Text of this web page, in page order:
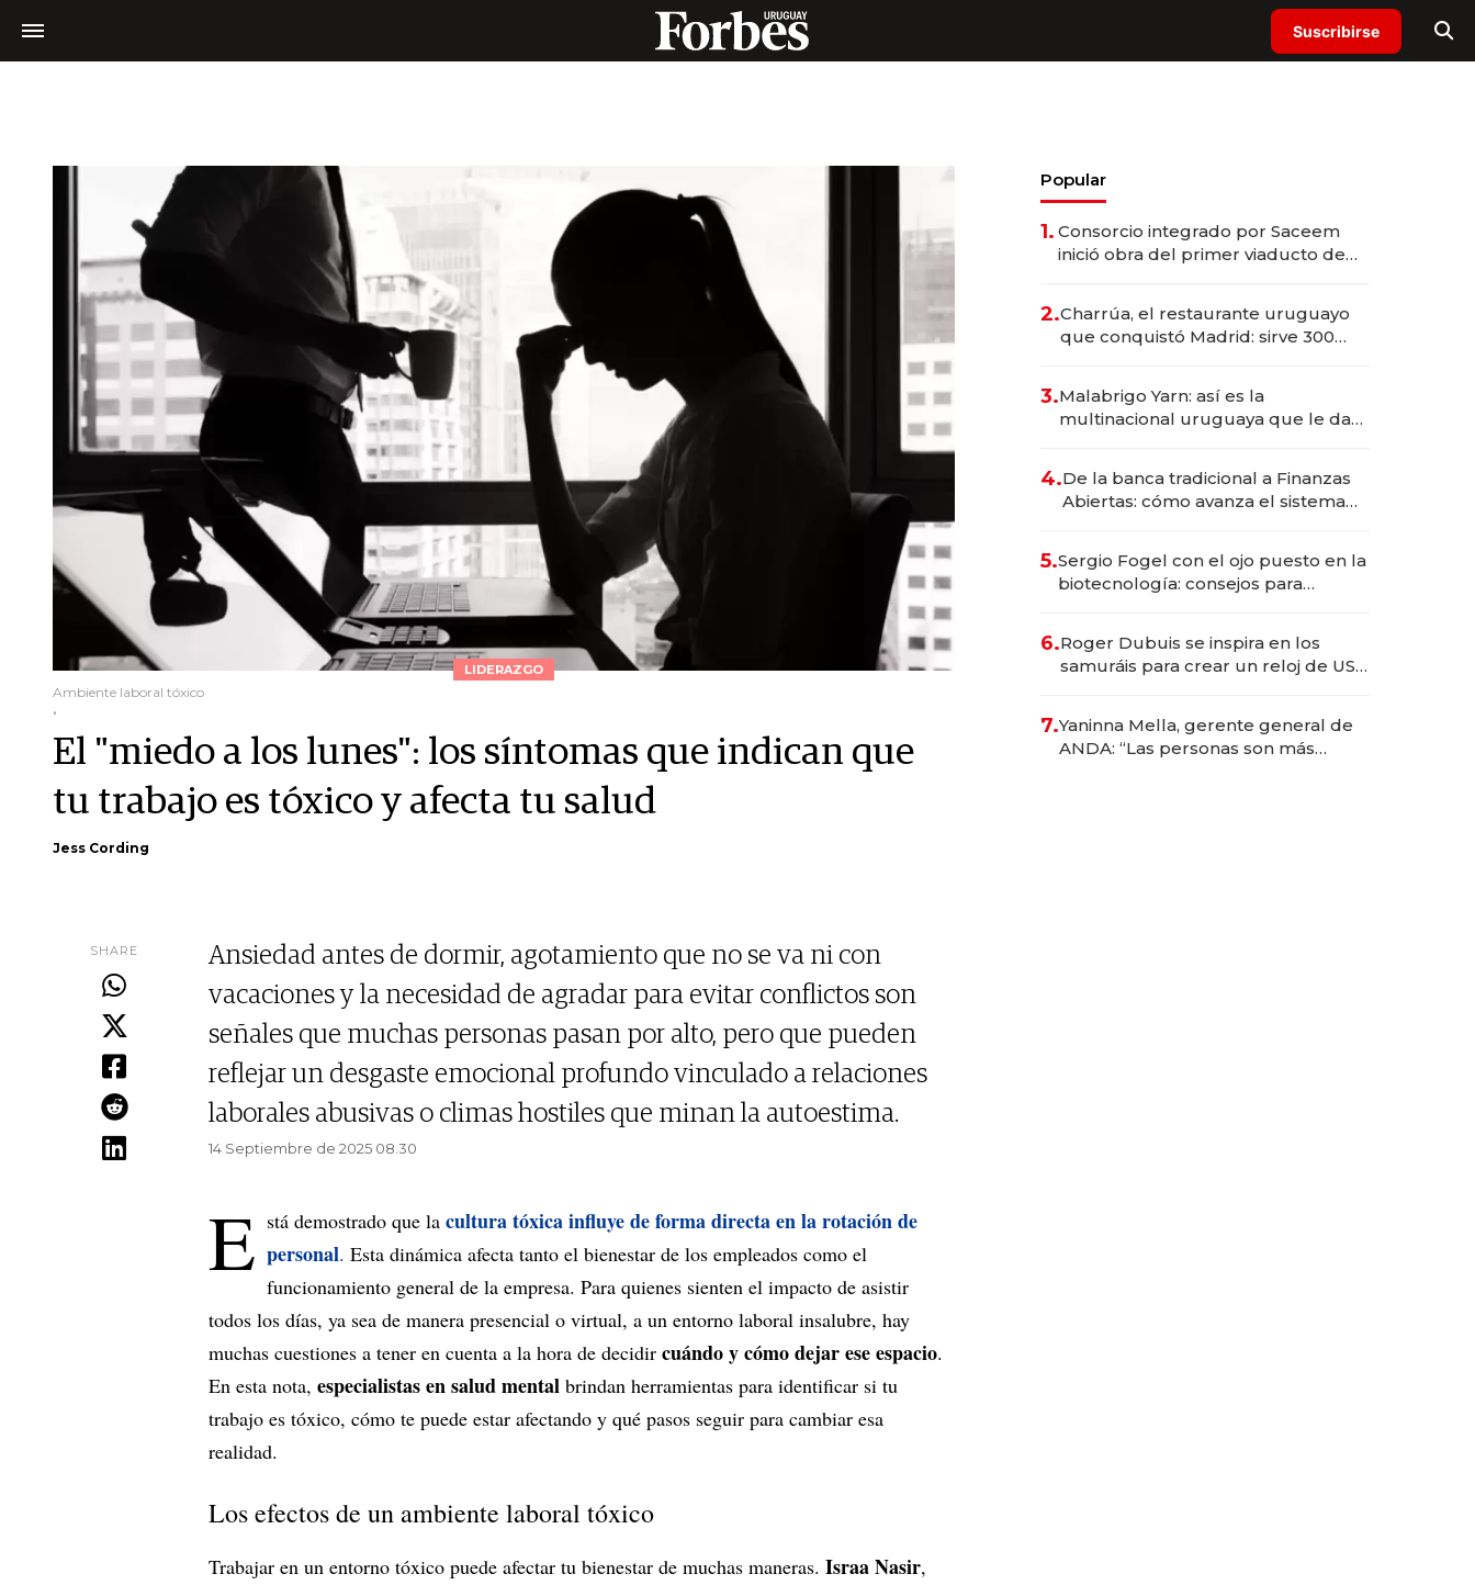
Suscribirse
LIDERAZGO
Ambiente laboral tóxico
.
El "miedo a los lunes": los síntomas que indican que
tu trabajo es tóxico y afecta tu salud
Jess Cording
SHARE
Ansiedad antes de dormir, agotamiento que no se va ni con
vacaciones y la necesidad de agradar para evitar conflictos son
señales que muchas personas pasan por alto, pero que pueden
reflejar un desgaste emocional profundo vinculado a relaciones
laborales abusivas o climas hostiles que minan la autoestima.
14 Septiembre de 2025 08.30
E stá demostrado que la cultura tóxica influye de forma directa en la rotación de
personal. Esta dinámica afecta tanto el bienestar de los empleados como el
funcionamiento general de la empresa. Para quienes sienten el impacto de asistir
todos los días, ya sea de manera presencial o virtual, a un entorno laboral insalubre, hay
muchas cuestiones a tener en cuenta a la hora de decidir cuándo y cómo dejar ese espacio.
En esta nota, especialistas en salud mental brindan herramientas para identificar si tu
trabajo es tóxico, cómo te puede estar afectando y qué pasos seguir para cambiar esa
realidad.
Los efectos de un ambiente laboral tóxico
Trabajar en un entorno tóxico puede afectar tu bienestar de muchas maneras. Israa Nasir,
Popular
1. Consorcio integrado por Saceem
inició obra del primer viaducto de
millones
2.Charrúa, el restaurante uruguayo
que conquistó Madrid: sirve 300
prepara apertura
3.Malabrigo Yarn: así es la
multinacional uruguaya que le da
4.De la banca tradicional a Finanzas
Abiertas: cómo avanza el sistema
5.Sergio Fogel con el ojo puesto en la
biotecnología: consejos para
6.Roger Dubuis se inspira en los
samuráis para crear un reloj de US$
7.Yaninna Mella, gerente general de
ANDA: “Las personas son más